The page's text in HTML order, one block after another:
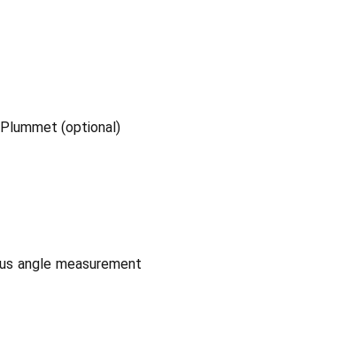
(optional)
angle measurement